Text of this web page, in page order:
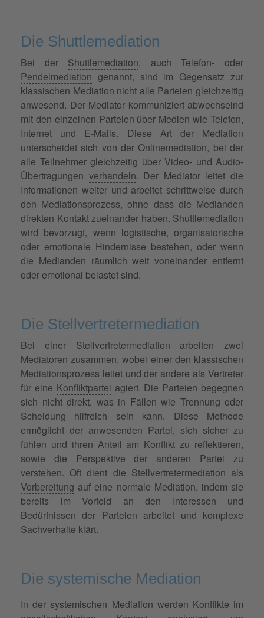
Die Shuttlemediation
Bei der Shuttlemediation, auch Telefon- oder
Pendelmediation genannt, sind im Gegensatz zur
klassischen Mediation nicht alle Parteien gleichzeitig
anwesend. Der Mediator kommuniziert abwechselnd
mit den einzelnen Parteien über Medien wie Telefon,
Internet und E-Mails. Diese Art der Mediation
unterscheidet sich von der Onlinemediation, bei der
alle Teilnehmer gleichzeitig über Video- und Audio-
Übertragungen verhandeln. Der Mediator leitet die
Informationen weiter und arbeitet schrittweise durch
den Mediationsprozess, ohne dass die Medianden
direkten Kontakt zueinander haben. Shuttlemediation
wird bevorzugt, wenn logistische, organisatorische
oder emotionale Hindernisse bestehen, oder wenn
die Medianden räumlich weit voneinander entfernt
oder emotional belastet sind.
Die Stellvertretermediation
Bei einer Stellvertretermediation arbeiten zwei
Mediatoren zusammen, wobei einer den klassischen
Mediationsprozess leitet und der andere als Vertreter
für eine Konfliktpartei agiert. Die Parteien begegnen
sich nicht direkt, was in Fällen wie Trennung oder
Scheidung hilfreich sein kann. Diese Methode
ermöglicht der anwesenden Partei, sich sicher zu
fühlen und ihren Anteil am Konflikt zu reflektieren,
sowie die Perspektive der anderen Partei zu
verstehen. Oft dient die Stellvertretermediation als
Vorbereitung auf eine normale Mediation, indem sie
bereits im Vorfeld an den Interessen und
Bedürfnissen der Parteien arbeitet und komplexe
Sachverhalte klärt.
Die systemische Mediation
In der systemischen Mediation werden Konflikte im